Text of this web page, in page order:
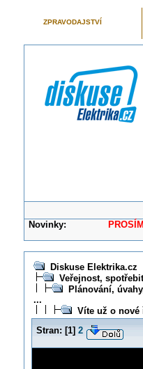
ZPRAVODAJSTVÍ
Novinky: PROSÍME
Diskuse Elektrika.cz
Veřejnost,
Plánování,
...
Víte už o nové
Stran: [1] 2